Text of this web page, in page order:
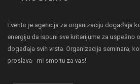
Evento je agencija za organizaciju događaja
energiju da ispuni sve kriterijume za uspešno
događaja svih vrsta. Organizacija seminara,
proslava - mi smo tu za vas!